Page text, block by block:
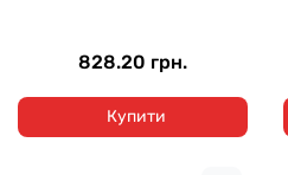
828.20 грн.
Купити